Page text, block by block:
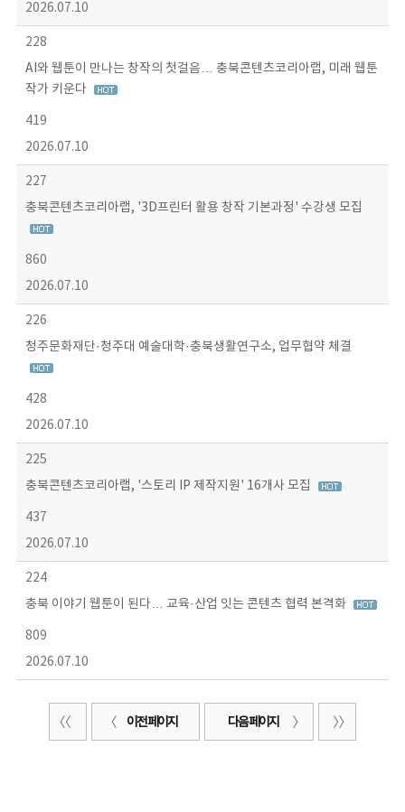
2026.07.10
228
AI와 웹툰이 만나는 창작의 첫걸음… 충북콘텐츠코리아랩, 미래 웹툰
작가 키운다
419
2026.07.10
227
충북콘텐츠코리아랩, '3D프린터 활용 창작 기본과정' 수강생 모집
860
2026.07.10
226
청주문화재단·청주대 예술대학·충북생활연구소, 업무협약 체결
428
2026.07.10
225
충북콘텐츠코리아랩, '스토리 IP 제작지원' 16개사 모집
437
2026.07.10
224
충북 이야기 웹툰이 된다… 교육·산업 잇는 콘텐츠 협력 본격화
809
2026.07.10
이전 페이지 다음 페이지